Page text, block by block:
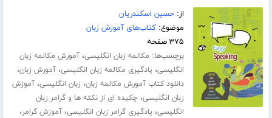
از:حسین اسکندریان
موضوع:کتاب‌های آموزش زبان
۳۷۵ صفحه
برچسب‌ها: مکالمه زبان انگلیسی،آمورش مکالمه زبان
انگلیسی، یادگیری مکالمه زبان انگلیسی،آمورش زبان،
دانلود کتاب آمورش مکالمه زبان، زبان انگلیسی،آموزش
زبان انگلیسی، چکیده ای از نکته ها و گرامر زبان
انگلیسی، یادگیری گرامر زبان انگلیسی،آموزش گرامر،